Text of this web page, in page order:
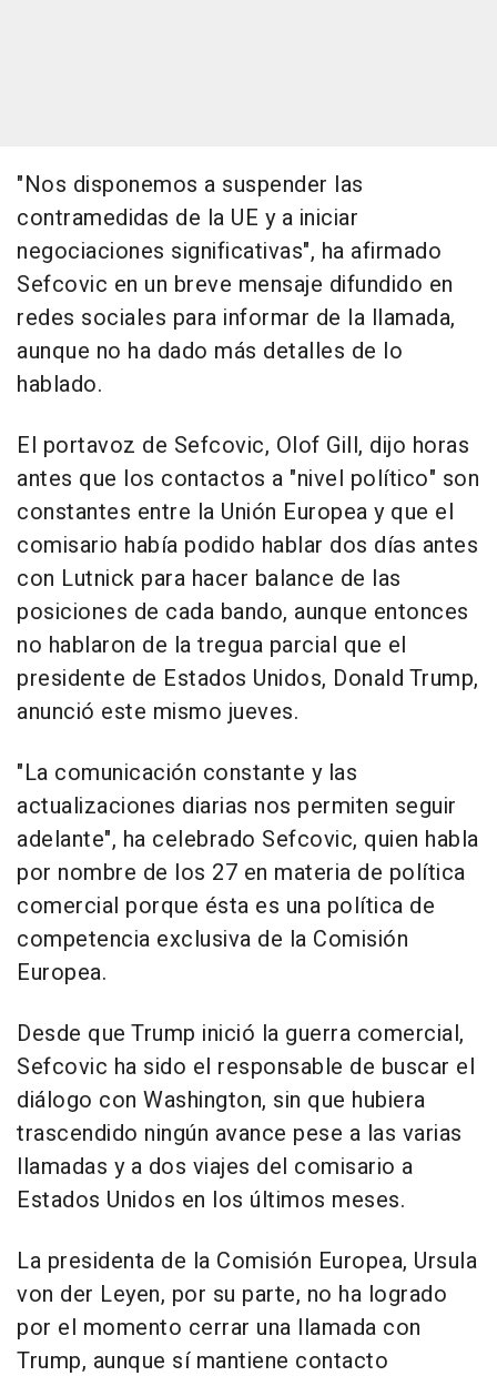
"Nos disponemos a suspender las
contramedidas de la UE y a iniciar
negociaciones significativas", ha afirmado
Sefcovic en un breve mensaje difundido en
redes sociales para informar de la llamada,
aunque no ha dado más detalles de lo
hablado.
El portavoz de Sefcovic, Olof Gill, dijo horas
antes que los contactos a "nivel político" son
constantes entre la Unión Europea y que el
comisario había podido hablar dos días antes
con Lutnick para hacer balance de las
posiciones de cada bando, aunque entonces
no hablaron de la tregua parcial que el
presidente de Estados Unidos, Donald Trump,
anunció este mismo jueves.
"La comunicación constante y las
actualizaciones diarias nos permiten seguir
adelante", ha celebrado Sefcovic, quien habla
por nombre de los 27 en materia de política
comercial porque ésta es una política de
competencia exclusiva de la Comisión
Europea.
Desde que Trump inició la guerra comercial,
Sefcovic ha sido el responsable de buscar el
diálogo con Washington, sin que hubiera
trascendido ningún avance pese a las varias
llamadas y a dos viajes del comisario a
Estados Unidos en los últimos meses.
La presidenta de la Comisión Europea, Ursula
von der Leyen, por su parte, no ha logrado
por el momento cerrar una llamada con
Trump, aunque sí mantiene contacto